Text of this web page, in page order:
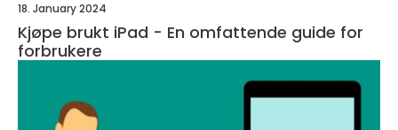
18. January 2024
Kjøpe brukt iPad - En omfattende guide for
forbrukere